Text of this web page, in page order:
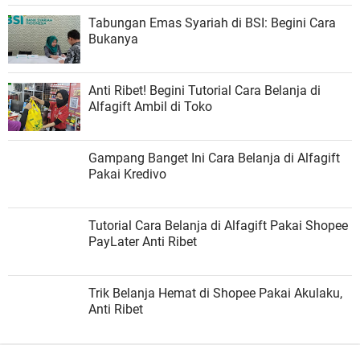
Tabungan Emas Syariah di BSI: Begini Cara
Bukanya
Anti Ribet! Begini Tutorial Cara Belanja di
Alfagift Ambil di Toko
Gampang Banget Ini Cara Belanja di Alfagift
Pakai Kredivo
Tutorial Cara Belanja di Alfagift Pakai Shopee
PayLater Anti Ribet
Trik Belanja Hemat di Shopee Pakai Akulaku,
Anti Ribet